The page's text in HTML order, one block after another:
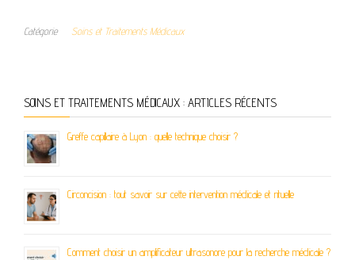
Catégorie Soins et Traitements Médicaux
SOINS ET TRAITEMENTS MÉDICAUX : ARTICLES RÉCENTS
Greffe capillaire à Lyon : quelle technique choisir ?
Circoncision : tout savoir sur cette intervention médicale et rituelle
Comment choisir un amplificateur ultrasonore pour la recherche médicale ?